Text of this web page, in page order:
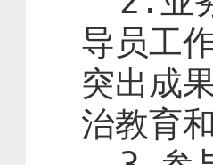
导员工
突出成
治教育